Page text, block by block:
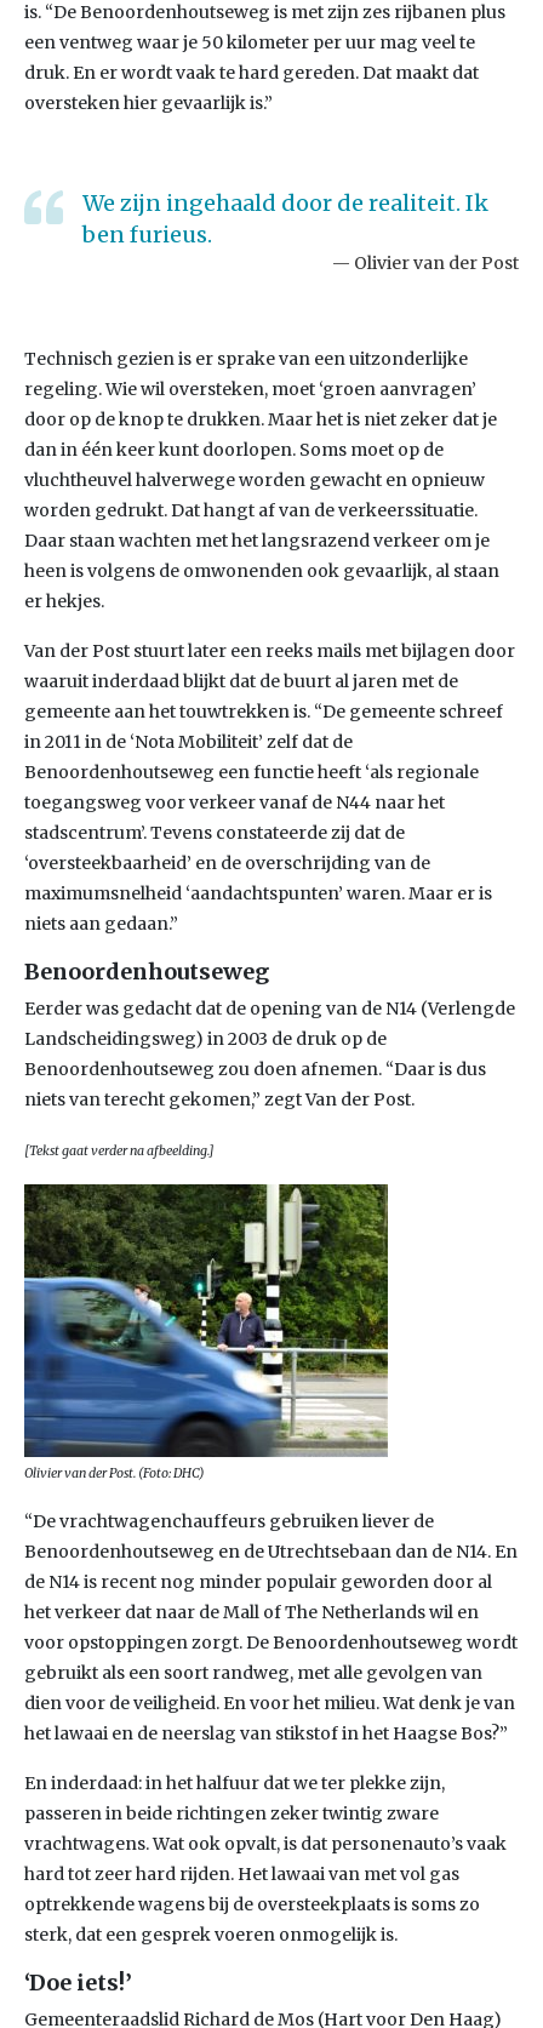
is. “De Benoordenhoutseweg is met zijn zes rijbanen plus
een ventweg waar je 50 kilometer per uur mag veel te
druk. En er wordt vaak te hard gereden. Dat maakt dat
oversteken hier gevaarlijk is.”
We zijn ingehaald door de realiteit. Ik
ben furieus.
Olivier van der Post
Technisch gezien is er sprake van een uitzonderlijke
regeling. Wie wil oversteken, moet ‘groen aanvragen’
door op de knop te drukken. Maar het is niet zeker dat je
dan in één keer kunt doorlopen. Soms moet op de
vluchtheuvel halverwege worden gewacht en opnieuw
worden gedrukt. Dat hangt af van de verkeerssituatie.
Daar staan wachten met het langsrazend verkeer om je
heen is volgens de omwonenden ook gevaarlijk, al staan
er hekjes.
Van der Post stuurt later een reeks mails met bijlagen door
waaruit inderdaad blijkt dat de buurt al jaren met de
gemeente aan het touwtrekken is. “De gemeente schreef
in 2011 in de ‘Nota Mobiliteit’ zelf dat de
Benoordenhoutseweg een functie heeft ‘als regionale
toegangsweg voor verkeer vanaf de N44 naar het
stadscentrum’. Tevens constateerde zij dat de
‘oversteekbaarheid’ en de overschrijding van de
maximumsnelheid ‘aandachtspunten’ waren. Maar er is
niets aan gedaan.”
Benoordenhoutseweg
Eerder was gedacht dat de opening van de N14 (Verlengde
Landscheidingsweg) in 2003 de druk op de
Benoordenhoutseweg zou doen afnemen. “Daar is dus
niets van terecht gekomen,” zegt Van der Post.
[Tekst gaat verder na afbeelding.]
Olivier van der Post. (Foto: DHC)
“De vrachtwagenchauffeurs gebruiken liever de
Benoordenhoutseweg en de Utrechtsebaan dan de N14. En
de N14 is recent nog minder populair geworden door al
het verkeer dat naar de Mall of The Netherlands wil en
voor opstoppingen zorgt. De Benoordenhoutseweg wordt
gebruikt als een soort randweg, met alle gevolgen van
dien voor de veiligheid. En voor het milieu. Wat denk je van
het lawaai en de neerslag van stikstof in het Haagse Bos?”
En inderdaad: in het halfuur dat we ter plekke zijn,
passeren in beide richtingen zeker twintig zware
vrachtwagens. Wat ook opvalt, is dat personenauto’s vaak
hard tot zeer hard rijden. Het lawaai van met vol gas
optrekkende wagens bij de oversteekplaats is soms zo
sterk, dat een gesprek voeren onmogelijk is.
‘Doe iets!’
Gemeenteraadslid Richard de Mos (Hart voor Den Haag)